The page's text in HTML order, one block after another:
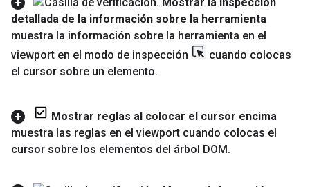
detallada de la información sobre la herramienta
muestra la información sobre la herramienta en el
viewport en el modo de inspección
cuando colocas
el cursor sobre un elemento.
Mostrar reglas al colocar el cursor encima
muestra las reglas en el viewport cuando colocas el
cursor sobre los elementos del árbol DOM.